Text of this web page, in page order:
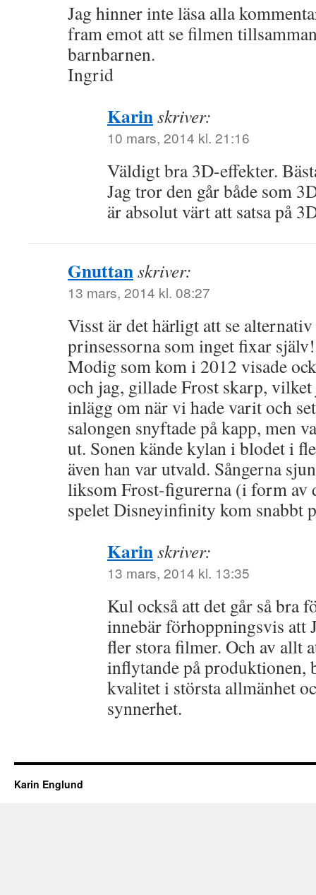
Jag hinner inte läsa alla
fram emot att se filmen
barnbarnen.
Ingrid
Karinskriver:
10 mars, 2014 kl. 21:16
Väldigt bra 3D-effekter.
Jag tror den går både som
är absolut värt att satsa på
Gnuttanskriver:
13 mars, 2014 kl. 08:27
Visst är det härligt att se
prinsessorna som inget fixar
Modig som kom i 2012 visade
och jag, gillade Frost skarp, vilket
inlägg om när vi hade varit och
salongen snyftade på kapp, men
ut. Sonen kände kylan i blodet i
även han var utvald. Sångerna
liksom Frost-figurerna (i form av
spelet Disneyinfinity kom snabbt
Karinskriver:
13 mars, 2014 kl. 13:35
Kul också att det går så bra
innebär förhoppningsvis att
fler stora filmer. Och av allt
inflytande på produktionen,
kvalitet i största allmänhet
synnerhet.
Karin Englund